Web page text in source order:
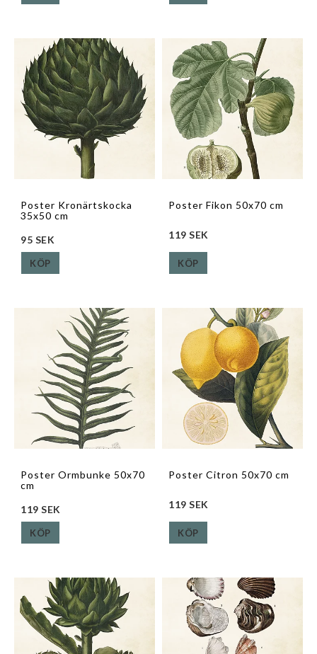
Poster Kronärtskocka
35x50 cm
95 SEK
KÖP
Poster Fikon 50x70 cm
119 SEK
KÖP
Poster Ormbunke 50x70
cm
119 SEK
KÖP
Poster Citron 50x70 cm
119 SEK
KÖP